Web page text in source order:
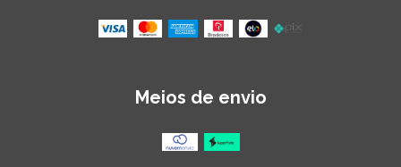
Meios de envio